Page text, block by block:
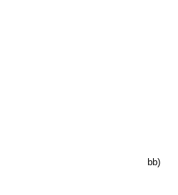
bb)